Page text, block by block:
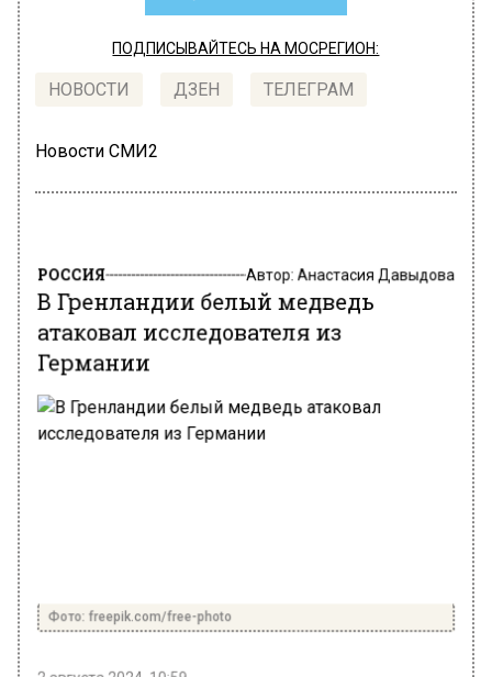
ПОДПИСЫВАЙТЕСЬ НА МОСРЕГИОН:
НОВОСТИ ДЗЕН ТЕЛЕГРАМ
Новости СМИ2
РОССИЯ Автор: Анастасия Давыдова
В Гренландии белый медведь
атаковал исследователя из
Германии
Фото: freepik.com/free-photo
2 августа 2024, 10:59